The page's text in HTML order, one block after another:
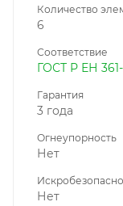
Количество
6
Соответствие
ГОСТ Р ЕН
Гарантия
3 года
Огнеупорность
Нет
Нет